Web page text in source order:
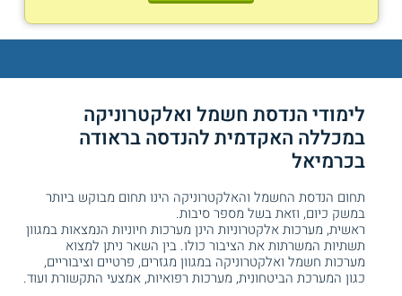
לימודי הנדסת חשמל ואלקטרוניקה
במכללה האקדמית להנדסה בראודה
בכרמיאל
תחום הנדסת החשמל והאלקטרוניקה הינו תחום מבוקש ביותר
במשק כיום, וזאת בשל מספר סיבות.
ראשית, מערכות אלקטרוניות הינן מערכות חיוניות הנמצאות במגוון
תשתיות המשרתות את הציבור כולו. בין השאר ניתן למצוא
מערכות חשמל ואלקטרוניקה במגוון מגזרים, פרטיים וציבוריים,
כגון המערכת הביטחונית, מערכות רפואיות, אמצעי התקשורת ועוד.